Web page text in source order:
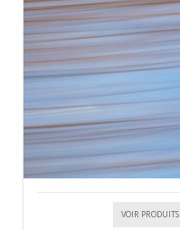
VOIR PRODUITS